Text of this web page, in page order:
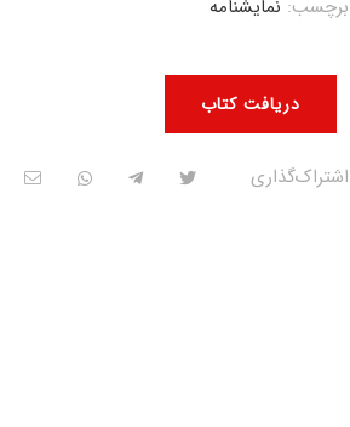
دریافت کتاب
برچسب: نمایشنامه
اشتراک‌گذاری